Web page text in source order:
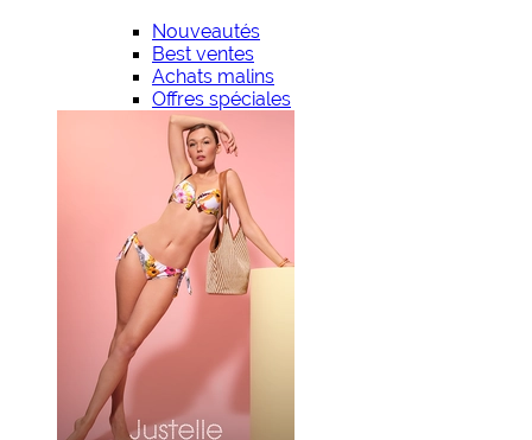
Nouveautés
Best ventes
Achats malins
Offres spéciales